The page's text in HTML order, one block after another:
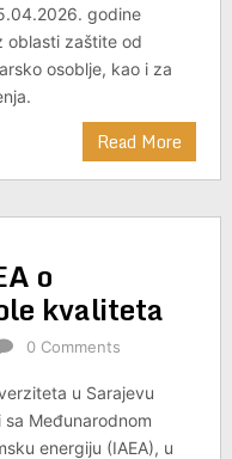
godine
oblasti zaštite od
osoblje, kao i za
Read More
o
kvaliteta
0 Comments
u Sarajevu
sa Međunarodnom
energiju (IAEA), u